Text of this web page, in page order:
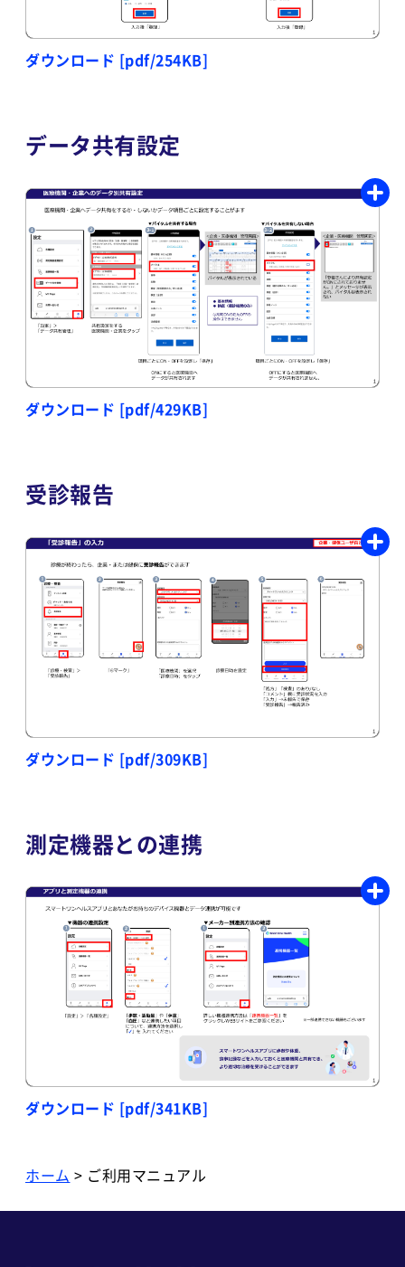
ダウンロード [pdf/254KB]
データ共有設定
ダウンロード [pdf/429KB]
受診報告
ダウンロード [pdf/309KB]
測定機器との連携
ダウンロード [pdf/341KB]
ホーム > ご利用マニュアル